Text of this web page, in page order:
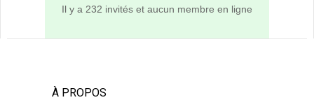
Il y a 232 invités et aucun membre en ligne
À PROPOS